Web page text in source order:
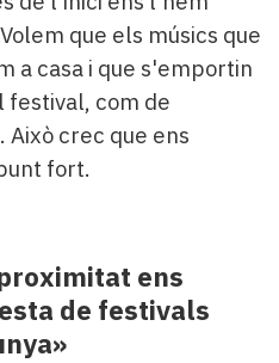
que els músics que
a casa i que s'emportin
festival, com de
Això crec que ens
fort.
ens
de festivals